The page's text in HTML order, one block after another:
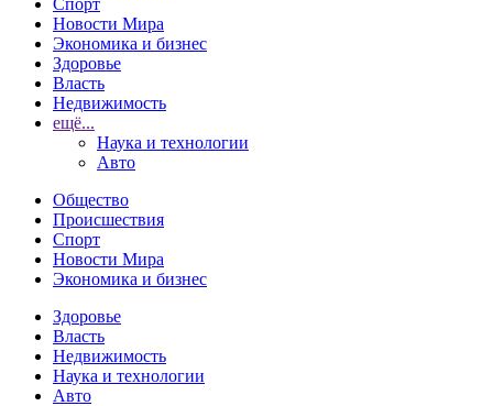
Спорт
Новости Мира
Экономика и бизнес
Здоровье
Власть
Недвижимость
ещё...
Наука и технологии
Авто
Общество
Происшествия
Спорт
Новости Мира
Экономика и бизнес
Здоровье
Власть
Недвижимость
Наука и технологии
Авто